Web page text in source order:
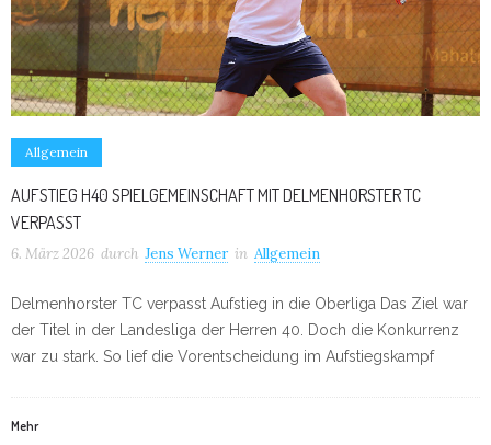
Allgemein
AUFSTIEG H40 SPIELGEMEINSCHAFT MIT DELMENHORSTER TC
VERPASST
6. März 2026 durch Jens Werner in Allgemein
Delmenhorster TC verpasst Aufstieg in die Oberliga Das Ziel war
der Titel in der Landesliga der Herren 40. Doch die Konkurrenz
war zu stark. So lief die Vorentscheidung im Aufstiegskampf
Mehr